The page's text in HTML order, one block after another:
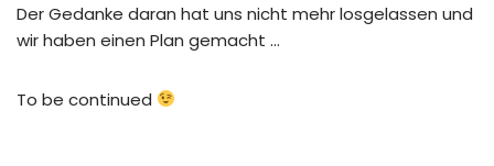
Der Gedanke daran hat uns nicht mehr losgelassen und
wir haben einen Plan gemacht …
To be continued